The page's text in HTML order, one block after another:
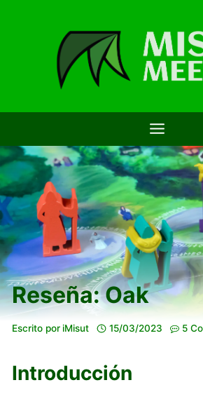
Reseña: Oak
Escrito por iMisut 15/03/2023 5
Introducción